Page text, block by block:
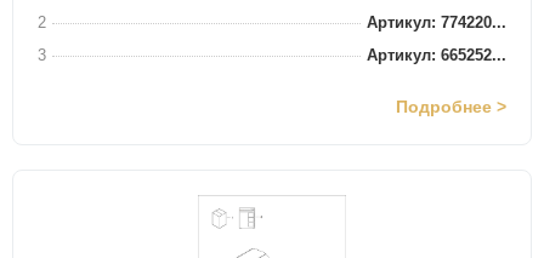
2
Артикул: 774220...
3
Артикул: 665252...
Подробнее >